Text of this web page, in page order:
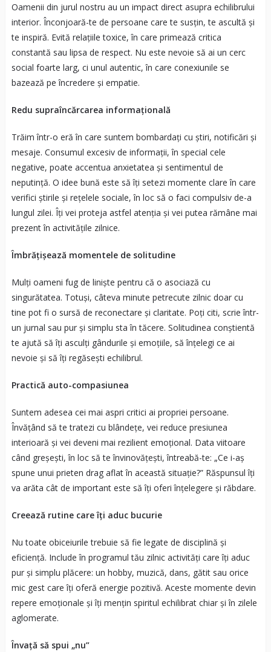
Oamenii din jurul nostru au un impact direct asupra echilibrului
interior. Înconjoară-te de persoane care te susțin, te ascultă și
te inspiră. Evită relațiile toxice, în care primează critica
constantă sau lipsa de respect. Nu este nevoie să ai un cerc
social foarte larg, ci unul autentic, în care conexiunile se
bazează pe încredere și empatie.
Redu supraîncărcarea informațională
Trăim într-o eră în care suntem bombardați cu știri, notificări și
mesaje. Consumul excesiv de informații, în special cele
negative, poate accentua anxietatea și sentimentul de
neputință. O idee bună este să îți setezi momente clare în care
verifici știrile și rețelele sociale, în loc să o faci compulsiv de-a
lungul zilei. Îți vei proteja astfel atenția și vei putea rămâne mai
prezent în activitățile zilnice.
Îmbrățișează momentele de solitudine
Mulți oameni fug de liniște pentru că o asociază cu
singurătatea. Totuși, câteva minute petrecute zilnic doar cu
tine pot fi o sursă de reconectare și claritate. Poți citi, scrie într-
un jurnal sau pur și simplu sta în tăcere. Solitudinea conștientă
te ajută să îți asculți gândurile și emoțiile, să înțelegi ce ai
nevoie și să îți regăsești echilibrul.
Practică auto-compasiunea
Suntem adesea cei mai aspri critici ai propriei persoane.
Învățând să te tratezi cu blândețe, vei reduce presiunea
interioară și vei deveni mai rezilient emoțional. Data viitoare
când greșești, în loc să te învinovățești, întreabă-te: „Ce i-aș
spune unui prieten drag aflat în această situație?” Răspunsul îți
va arăta cât de important este să îți oferi înțelegere și răbdare.
Creează rutine care îți aduc bucurie
Nu toate obiceiurile trebuie să fie legate de disciplină și
eficiență. Include în programul tău zilnic activități care îți aduc
pur și simplu plăcere: un hobby, muzică, dans, gătit sau orice
mic gest care îți oferă energie pozitivă. Aceste momente devin
repere emoționale și îți mențin spiritul echilibrat chiar și în zilele
aglomerate.
Învață să spui „nu”